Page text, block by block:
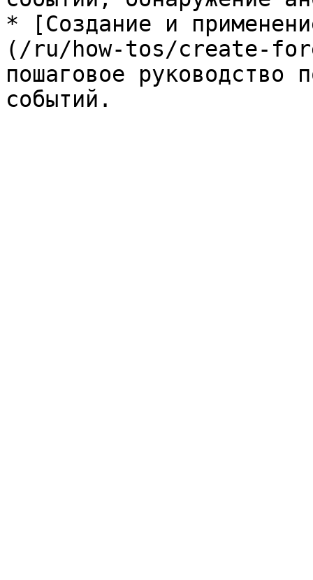
* [Создание и
(/ru/how-tos/create-
пошаговое руководство